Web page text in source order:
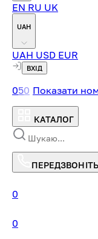
EN RU UK
UAH
UAH USD EUR
ВХІД
050 Показати
КАТАЛОГ
0
0